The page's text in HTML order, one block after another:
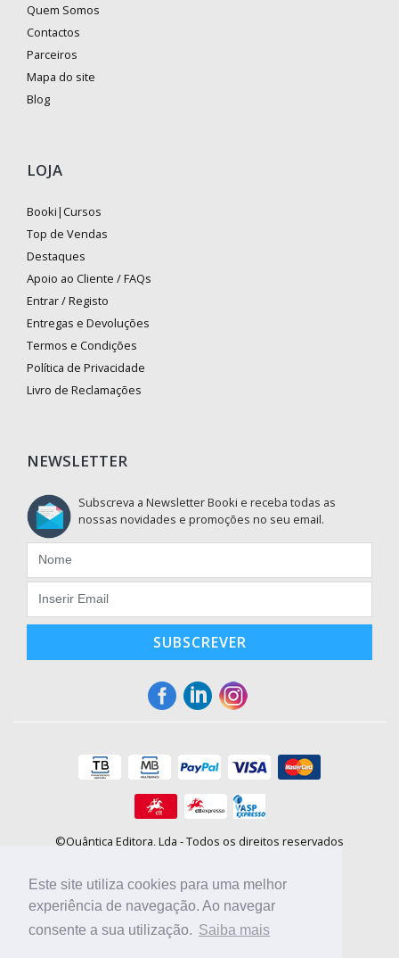
Este site utiliza cookies para uma melhor
experiência de navegação. Ao navegar
consente a sua utilização. Saiba mais
Quem Somos
Contactos
Parceiros
Mapa do site
Blog
LOJA
Booki|Cursos
Top de Vendas
Destaques
Apoio ao Cliente / FAQs
Entrar / Registo
Entregas e Devoluções
Termos e Condições
Política de Privacidade
Livro de Reclamações
NEWSLETTER
Subscreva a Newsletter Booki e receba todas as
nossas novidades e promoções no seu email.
SUBSCREVER
©Quântica Editora, Lda - Todos os direitos reservados
E-mail: info@booki.pt
Tel.: +351 220 104 872(custo de chamada para a rede fixa